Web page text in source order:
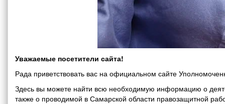
Уважаемые посетители сайта!
Рада приветствовать вас на официальном сайте
Здесь вы можете найти всю необходимую информацию о
также о проводимой в Самарской области правозащитной